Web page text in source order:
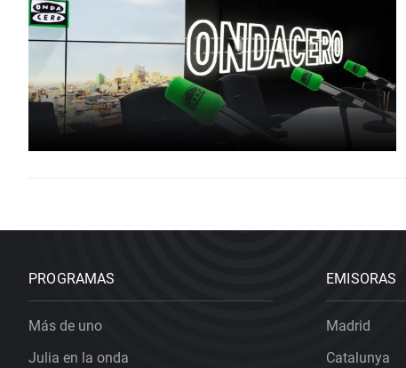
PROGRAMAS
Más de uno
Julia en la onda
EMISORAS
Madrid
Catalunya